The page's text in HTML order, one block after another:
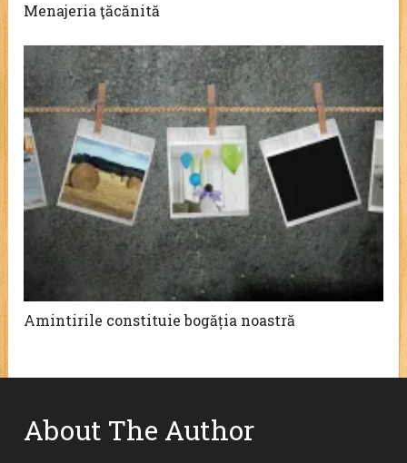
Menajeria ţăcănită
Amintirile constituie bogăția noastră
About The Author